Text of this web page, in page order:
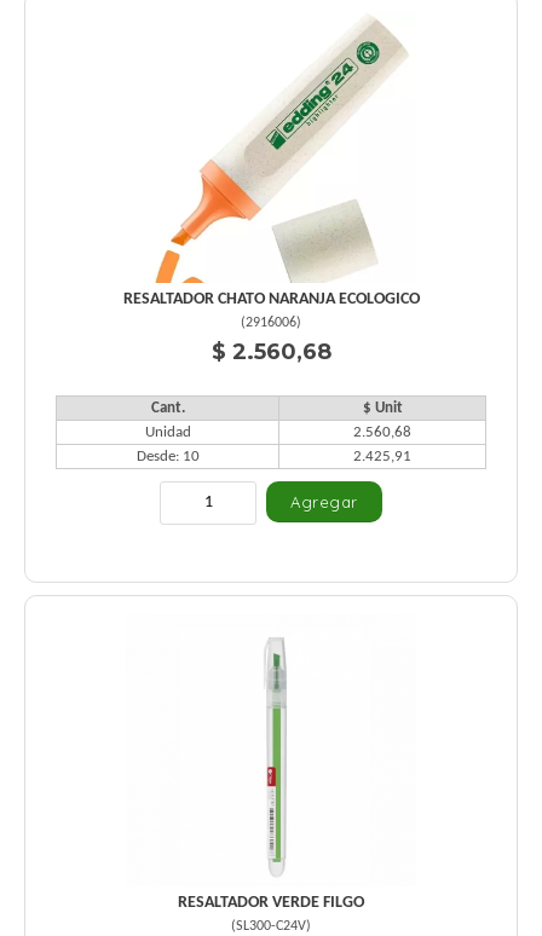
RESALTADOR CHATO NARANJA ECOLOGICO
(2916006)
$ 2.560,68
Cant.
$ Unit
Unidad
2.560,68
Desde: 10
2.425,91
RESALTADOR VERDE FILGO
(SL300-C24V)